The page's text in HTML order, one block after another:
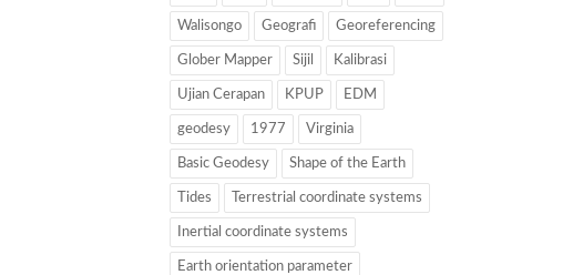
Walisongo Geografi Georeferencing
Glober Mapper Sijil Kalibrasi
Ujian Cerapan KPUP EDM
geodesy 1977 Virginia
Basic Geodesy Shape of the Earth
Tides Terrestrial coordinate systems
Inertial coordinate systems
Earth orientation parameter